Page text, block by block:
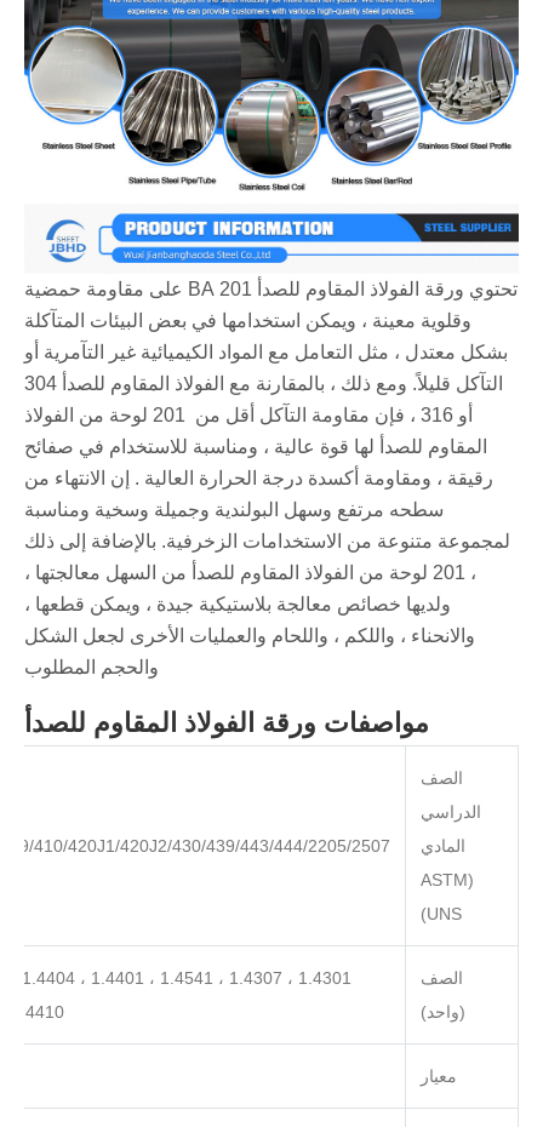
تحتوي ورقة الفولاذ المقاوم للصدأ 201 BA على مقاومة حمضية
وقلوية معينة ، ويمكن استخدامها في بعض البيئات المتآكلة
بشكل معتدل ، مثل التعامل مع المواد الكيميائية غير التآمرية أو
التآكل قليلاً. ومع ذلك ، بالمقارنة مع الفولاذ المقاوم للصدأ 304
أو 316 ، فإن مقاومة التآكل أقل من ‌ 201 لوحة من الفولاذ
المقاوم للصدأ لها قوة عالية ، ومناسبة للاستخدام في صفائح
رقيقة ، ومقاومة أكسدة درجة الحرارة العالية ‌. إن الانتهاء من
سطحه مرتفع وسهل البولندية وجميلة وسخية ومناسبة
لمجموعة متنوعة من الاستخدامات الزخرفية. بالإضافة إلى ذلك
، 201 لوحة من الفولاذ المقاوم للصدأ من السهل معالجتها ،
ولديها خصائص معالجة بلاستيكية جيدة ، ويمكن قطعها ،
والانحناء ، واللكم ، واللحام والعمليات الأخرى لجعل الشكل
والحجم المطلوب
مواصفات ورقة الفولاذ المقاوم للصدأ
الصف
الدراسي
المادي
(ASTM
UNS)
410/420J1/420J2/430/439/443/444/2205/2507
الصف
(واحد)
1.4410 ، 1.4878 ، 1.4845 ، 1.4828 ، 1.4876 ، 2.4858 ، 2.4819
معيار